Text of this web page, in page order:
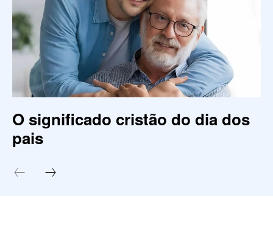
O significado cristão do dia dos
pais